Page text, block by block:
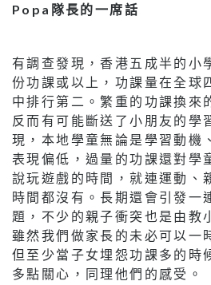
Popa 隊長的一席話
有調查發現，香港五成半的小
份功課或以上，功課量在全球
中排行第二。繁重的功課換來
反而有可能斷送了小朋友的學
現，本地學童無論是學習動機
表現偏低，過量的功課還對學
說玩遊戲的時間，就連運動、
時間都沒有。長期還會引發一
題，不少的親子衝突也是由教
雖然我們做家長的未必可以一
但至少當子女埋怨功課多的時
多點關心，同理他們的感受。